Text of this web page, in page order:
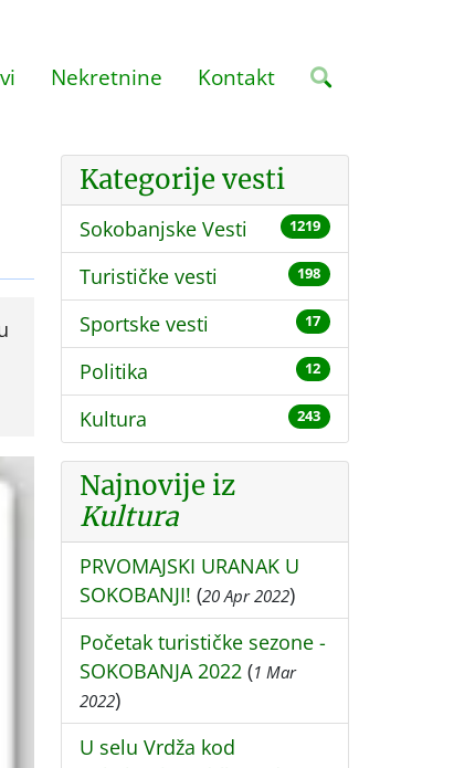
Nekretnine Kontakt
Kategorije vesti
Sokobanjske Vesti 1219
Turističke vesti 198
Sportske vesti 17
Politika 12
Kultura 243
Najnovije iz
Kultura
PRVOMAJSKI URANAK U
SOKOBANJI! (20 Apr 2022)
Početak turističke sezone -
SOKOBANJA 2022 (1 Mar
2022)
U selu Vrdža kod